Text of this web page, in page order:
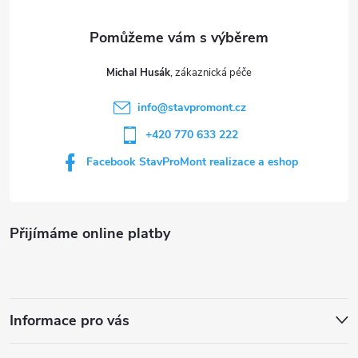
s
Přijímáme online platby
Informace pro vás
Michal Husák
info@stavpromont.cz
+420 770 633 222
Facebook StavProMont realizace a eshop